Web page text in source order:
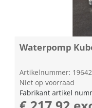
Waterpomp
Artikelnummer:
Niet op voorraad
Fabrikant artikel